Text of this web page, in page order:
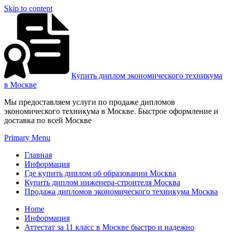
Skip to content
Купить диплом экономического техникума
в Москве
Мы предоставляем услуги по продаже дипломов
экономического техникума в Москве. Быстрое оформление и
доставка по всей Москве
Primary Menu
Главная
Информация
Где купить диплом об образовании Москва
Купить диплом инженера-строителя Москва
Продажа дипломов экономического техникума Москва
Home
Информация
Аттестат за 11 класс в Москве быстро и надежно